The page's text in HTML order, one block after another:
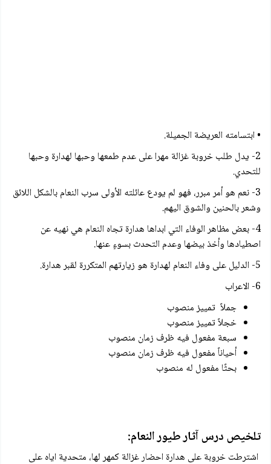
• ابتسامته العريضة الجميلة.
2- يدل طلب خروبة غزالة مهرا على عدم طمعها وحبها لهدارة وحبها
للتحدي.
3- نعم هو أمر مبرر، فهو لم يودع عائلته الأولى سرب النعام بالشكل اللائق
وشعر بالحنين والشوق اليهم.
4- بعض مظاهر الوفاء التي ابداها هدارة تجاه النعام هي نهيه عن
اصطيادها وأخذ بيضها وعدم التحدث بسوءٍ عنها.
5- الدليل على وفاء النعام لهدارة هو زيارتهم المتكررة لقبر هدارة.
6- الاعراب
جملاً تمييز منصوب
خجلاً تمييز منصوب
سبعة مفعول فيه ظرف زمان منصوب
أحياناً مفعول فيه ظرف زمان منصوب
بحثًا مفعول له منصوب
تلخيص درس آثار طيور النعام:
اشترطت خروبة على هدارة احضار غزالة كمهر لها، متحدية اياه على